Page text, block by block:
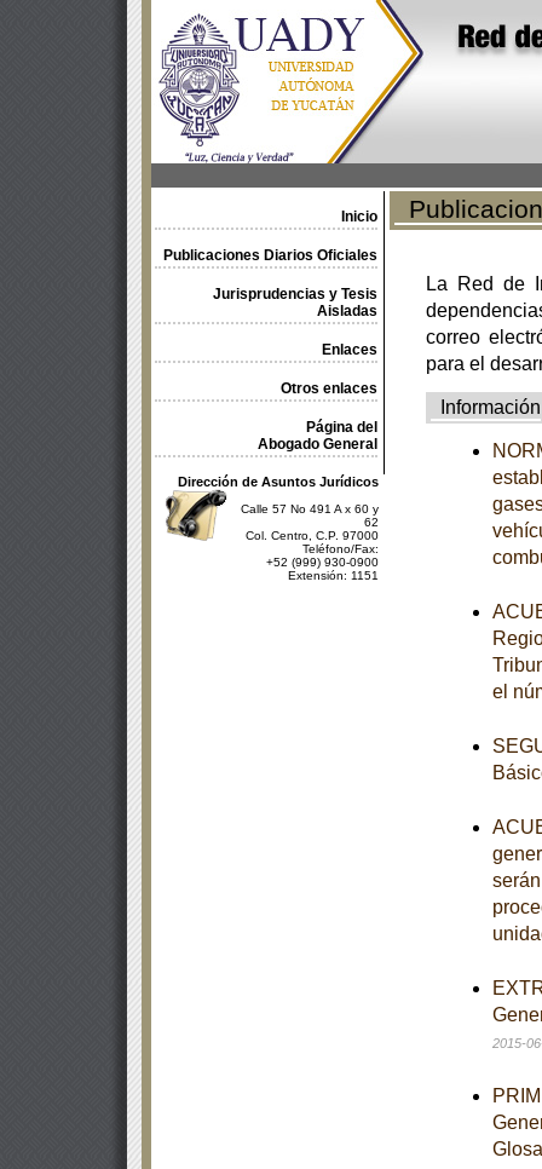
Inicio
Publicaciones Diarios Oficiales
Jurisprudencias y Tesis
Aisladas
Enlaces
Otros enlaces
Página del
Abogado General
Dirección de Asuntos Jurídicos
Calle 57 No 491 A x 60 y
62
Col. Centro, C.P. 97000
Teléfono/Fax:
+52 (999) 930-0900
Extensión: 1151
La Red de
correo
para el
Información
el
2015-